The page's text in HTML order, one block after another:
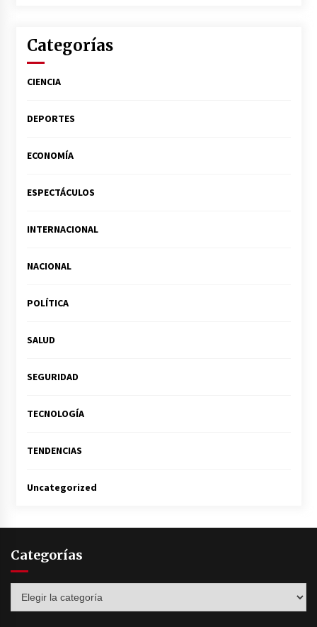
Categorías
CIENCIA
DEPORTES
ECONOMÍA
ESPECTÁCULOS
INTERNACIONAL
NACIONAL
POLÍTICA
SALUD
SEGURIDAD
TECNOLOGÍA
TENDENCIAS
Uncategorized
Categorías